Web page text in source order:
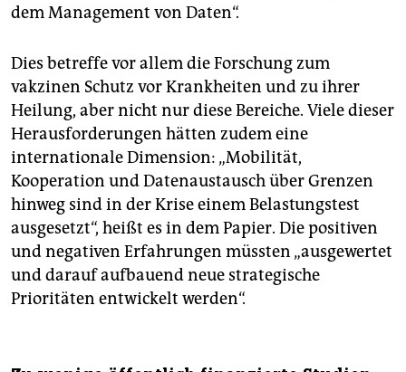
dem Management von Daten“.
Dies betreffe vor allem die Forschung zum
vakzinen Schutz vor Krankheiten und zu ihrer
Heilung, aber nicht nur diese Bereiche. Viele dieser
Herausforderungen hätten zudem eine
internationale Dimension: „Mobilität,
Kooperation und Datenaustausch über Grenzen
hinweg sind in der Krise einem Belastungstest
ausgesetzt“, heißt es in dem Papier. Die positiven
und negativen Erfahrungen müssten „ausgewertet
und darauf aufbauend neue strategische
Prioritäten entwickelt werden“.